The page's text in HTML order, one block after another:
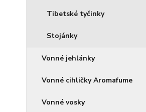
Tibetské tyčinky
Stojánky
Vonné jehlánky
Vonné cihličky Aromafume
Vonné vosky